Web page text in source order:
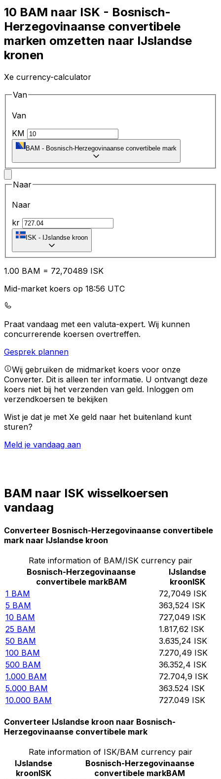
10 BAM naar ISK - Bosnisch-
Herzegovinaanse convertibele
marken omzetten naar IJslandse
kronen
Xe currency-calculator
Van
Van
KM
BAM - Bosnisch-Herzegovinaanse convertibele mark
Naar
Naar
kr
ISK - IJslandse kroon
1.00 BAM = 72,70489 ISK
Mid-market koers op 18:56 UTC
Praat vandaag met een valuta-expert. Wij kunnen
concurrerende koersen overtreffen.
Gesprek plannen
Wij gebruiken de midmarket koers voor onze
Converter. Dit is alleen ter informatie. U ontvangt deze
koers niet bij het verzenden van geld. Inloggen om
verzendkoersen te bekijken
Wist je dat je met Xe geld naar het buitenland kunt
sturen?
Meld je vandaag aan
BAM naar ISK wisselkoersen
vandaag
Converteer Bosnisch-Herzegovinaanse convertibele
mark naar IJslandse kroon
Rate information of BAM/ISK currency pair
Bosnisch-Herzegovinaanse
convertibele markBAM
IJslandse
kroonISK
1 BAM 72,7049 ISK
5 BAM 363,524 ISK
10 BAM 727,049 ISK
25 BAM 1.817,62 ISK
50 BAM 3.635,24 ISK
100 BAM 7.270,49 ISK
500 BAM 36.352,4 ISK
1.000 BAM 72.704,9 ISK
5.000 BAM 363.524 ISK
10.000 BAM 727.049 ISK
Converteer IJslandse kroon naar Bosnisch-
Herzegovinaanse convertibele mark
Rate information of ISK/BAM currency pair
IJslandse
kroonISK
Bosnisch-Herzegovinaanse
convertibele markBAM